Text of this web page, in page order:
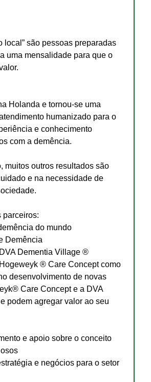
local” são pessoas preparadas
uma mensalidade para que o
Holanda e tornou-se uma
humanizado para o
e conhecimento
com a demência.
muitos outros resultados são
e na necessidade de
parceiros:
do mundo
Demência
Dementia Village ®
® Care Concept como
desenvolvimento de novas
Care Concept e a DVA
podem agregar valor ao seu
e apoio sobre o conceito
e negócios para o setor